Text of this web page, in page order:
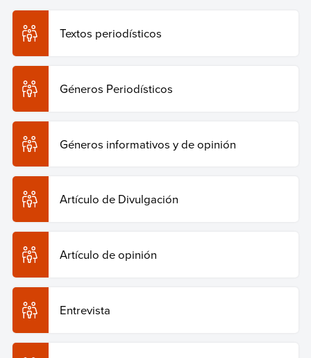
Textos periodísticos
Géneros Periodísticos
Géneros informativos y de opinión
Artículo de Divulgación
Artículo de opinión
Entrevista